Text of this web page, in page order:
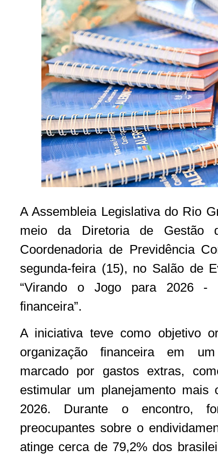
A Assembleia Legislativa do Rio
meio da Diretoria de Gestão
Coordenadoria de Previdência
segunda-feira (15), no Salão de
“Virando o Jogo para 2026 -
financeira”.
A iniciativa teve como objetivo
organização financeira em
marcado por gastos extras,
estimular um planejamento
2026. Durante o encontro,
preocupantes sobre o
atinge cerca de 79,2% dos